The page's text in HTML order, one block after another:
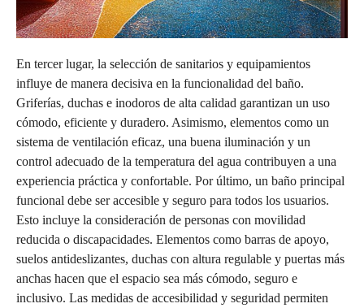
En tercer lugar, la selección de sanitarios y equipamientos
influye de manera decisiva en la funcionalidad del baño.
Griferías, duchas e inodoros de alta calidad garantizan un uso
cómodo, eficiente y duradero. Asimismo, elementos como un
sistema de ventilación eficaz, una buena iluminación y un
control adecuado de la temperatura del agua contribuyen a una
experiencia práctica y confortable. Por último, un baño principal
funcional debe ser accesible y seguro para todos los usuarios.
Esto incluye la consideración de personas con movilidad
reducida o discapacidades. Elementos como barras de apoyo,
suelos antideslizantes, duchas con altura regulable y puertas más
anchas hacen que el espacio sea más cómodo, seguro e
inclusivo. Las medidas de accesibilidad y seguridad permiten